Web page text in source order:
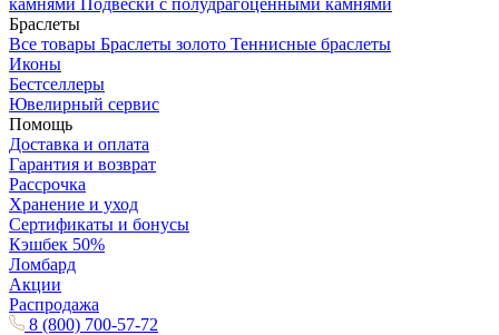
камнями Подвески с полудрагоценными камнями
Браслеты
Все товары Браслеты золото Теннисные браслеты
Иконы
Бестселлеры
Ювелирный сервис
Помощь
Доставка и оплата
Гарантия и возврат
Рассрочка
Хранение и уход
Сертификаты и бонусы
Кэшбек 50%
Ломбард
Акции
Распродажа
8 (800) 700-57-72